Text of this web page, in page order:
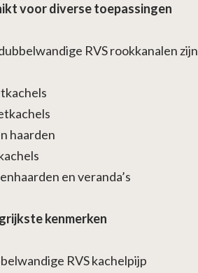
voor diverse toepassingen
RVS rookkanalen
haarden
en veranda’s
kenmerken
RVS kachelpijp